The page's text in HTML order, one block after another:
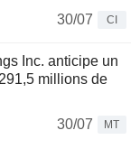
30/07
CI
Inc. anticipe un
millions de
30/07
MT